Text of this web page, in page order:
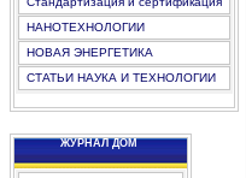
НАНОТЕХНОЛОГИИ
НОВАЯ ЭНЕРГЕТИКА
СТАТЬИ НАУКА И ТЕХНОЛОГИИ
ЖУРНАЛ ДОМ